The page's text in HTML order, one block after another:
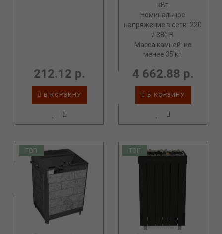
212.12 р.
В КОРЗИНУ
кВт
Номинальное
напряжение в сети: 220
/ 380 В
Масса камней: не
менее 35 кг.
4 662.88 р.
В КОРЗИНУ
ТОП ТОП